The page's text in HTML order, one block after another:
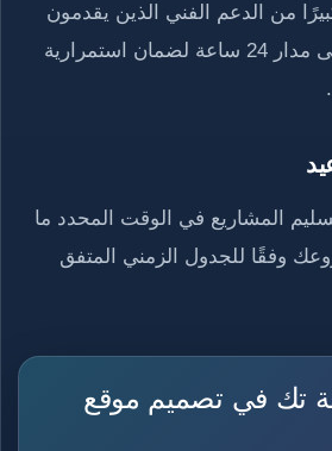
من الدعم الفني الذين يقدمون
خدماتهم باستمرار وعلى مدار 24 ساعة لضمان استمرارية
المشاريع في الوقت المحدد ما
وفقًا للجدول الزمني المتفق
تك في تصميم موقع